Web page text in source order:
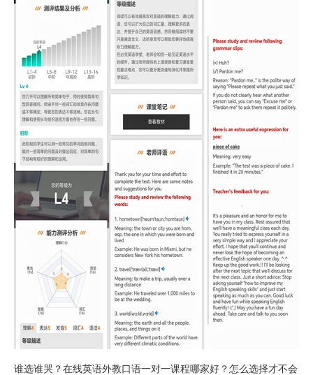
谁选谁哭？在线英语外教口语一对一课程哪家好？怎么选择才不会